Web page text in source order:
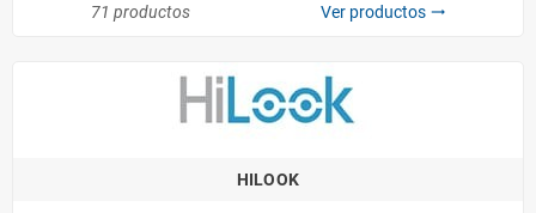
71 productos Ver productos trending_flat
HILOOK